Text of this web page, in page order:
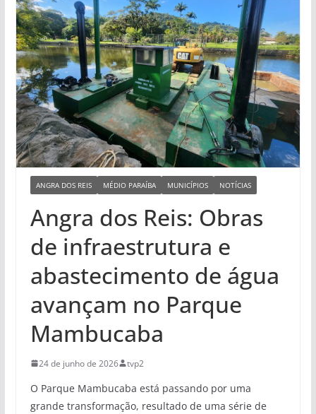
ANGRA DOS REIS MÉDIO PARAÍBA MUNICÍPIOS NOTÍCIAS
Angra dos Reis: Obras
de infraestrutura e
abastecimento de água
avançam no Parque
Mambucaba
24 de junho de 2026 tvp2
O Parque Mambucaba está passando por uma
grande transformação, resultado de uma série de